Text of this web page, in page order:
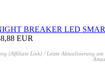
BREAKER LED
EUR
(Affiliate Link) / Letzte Aktualisierung